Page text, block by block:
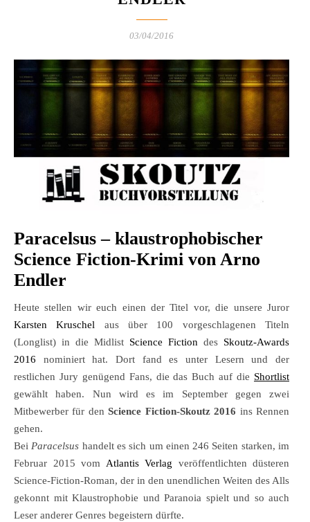
03/04/2016
Paracelsus – klaustrophobischer
Science Fiction-Krimi von Arno
Endler
Heute stellen wir euch einen der Titel vor, die unsere Juror
Karsten Kruschel aus über 100 vorgeschlagenen Titeln
(Longlist) in die Midlist Science Fiction des Skoutz-Awards
2016 nominiert hat. Dort fand es unter Lesern und der
restlichen Jury genügend Fans, die das Buch auf die Shortlist
gewählt haben. Nun wird es im September gegen zwei
Mitbewerber für denScience Fiction-Skoutz 2016 ins Rennen
gehen.
Bei Paracelsus handelt es sich um einen 246 Seiten starken, im
Februar 2015 vom Atlantis Verlag veröffentlichten düsteren
Science-Fiction-Roman, der in den unendlichen Weiten des Alls
gekonnt mit Klaustrophobie und Paranoia spielt und so auch
Leser anderer Genres begeistern dürfte.